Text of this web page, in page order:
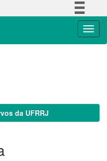
da UFRRJ